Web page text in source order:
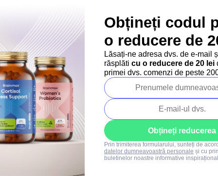
RO
Copyright2026BrainMarket.ro. Toate drepturile rezervate.
Politica de prelucrare a datelor cu caracter personal
Termeni și condițiiCookies Creat de Shoptet Premium
Obțineți codul
o reducere de
Lăsați-ne adresa dvs. de e-mail
răsplăti cu o reducere de 20 lei
primei dvs. comenzi de peste
Obțineți reducerea
Prin trimiterea formularului, sunteți de
datelor dumneavoastră personale și cu
buletinelor noastre informative